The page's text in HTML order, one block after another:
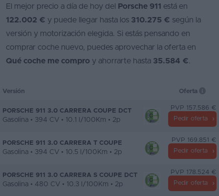
El mejor precio a día de hoy del Porsche 911 está en
122.002 € y puede llegar hasta los 310.275 € según la
versión y motorización elegida. Si estás pensando en
comprar coche nuevo, puedes aprovechar la oferta en
Qué coche me compro y ahorrarte hasta 35.584 €.
Versión Oferta
PORSCHE 911 3.0 CARRERA COUPE DCT
Gasolina • 394 CV • 10.1 l/100Km • 2p
PVP 157.586 €
Pedir oferta
PORSCHE 911 3.0 CARRERA T COUPE
Gasolina • 394 CV • 10.5 l/100Km • 2p
PVP 169.851 €
Pedir oferta
PORSCHE 911 3.0 CARRERA S COUPE DCT
Gasolina • 480 CV • 10.3 l/100Km • 2p
PVP 178.524 €
Pedir oferta